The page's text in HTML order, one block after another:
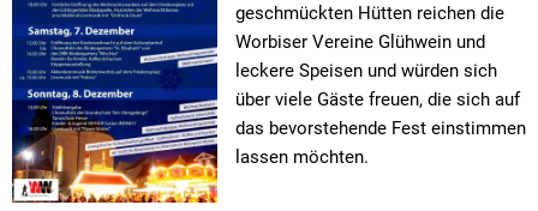
geschmückten Hütten reichen die
Worbiser Vereine Glühwein und
leckere Speisen und würden sich
über viele Gäste freuen, die sich auf
das bevorstehende Fest einstimmen
lassen möchten.